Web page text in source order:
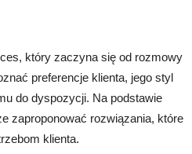
który zaczyna się od rozmowy
preferencje klienta, jego styl
do dyspozycji. Na podstawie
zaproponować rozwiązania, które
klienta.